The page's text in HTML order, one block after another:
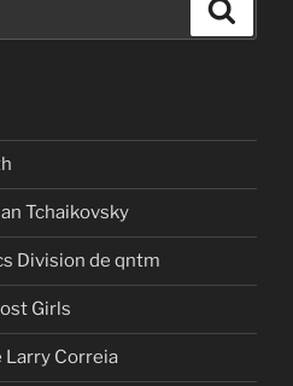
Tchaikovsky
Division de qntm
Girls
Larry Correia